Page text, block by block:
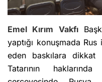
Emel Kırım Vakfı
yaptığı konuşmada Rus
eden baskılara dikkat
Tatarının